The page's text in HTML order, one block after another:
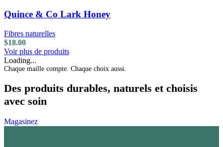
Quince & Co Lark Honey
Fibres naturelles
$18.00
Voir plus de produits
Loading...
Chaque maille compte. Chaque choix aussi.
Des produits durables, naturels et choisis
avec soin
Magasinez